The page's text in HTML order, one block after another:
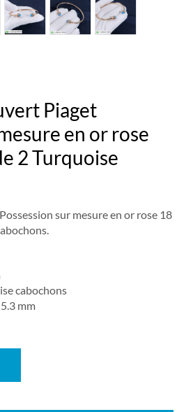
Piaget
en or rose
2 Turquoise
sur mesure en or rose 18
cabochons
mm